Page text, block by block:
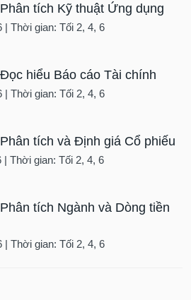
tích Kỹ thuật Ứng dụng
| Thời gian: Tối 2, 4, 6
hiểu Báo cáo Tài chính
| Thời gian: Tối 2, 4, 6
tích và Định giá Cổ phiếu
| Thời gian: Tối 2, 4, 6
tích Ngành và Dòng tiền
| Thời gian: Tối 2, 4, 6